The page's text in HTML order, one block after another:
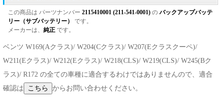
この商品は パーツナンバー 2115410001 (211-541-0001) の バックアップバッテ
リー（サブバッテリー）
です。
メーカーは、 純正 です。
ベンツ W169(Aクラス)/ W204(Cクラス)/ W207(Eクラスクーペ)/
W211(Eクラス)/ W212(Eクラス)/ W218(CLS)/ W219(CLS)/ W245(Bク
ラス)/ R172 の全ての車種に適合するわけではありませんので、適合
確認は
からお問い合わせください。